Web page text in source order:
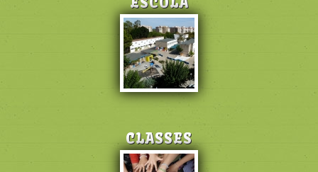
CLASSES